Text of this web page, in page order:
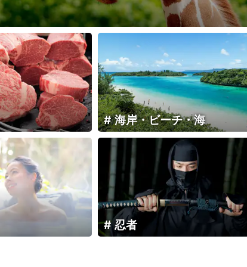
海岸・ビーチ・海
忍者